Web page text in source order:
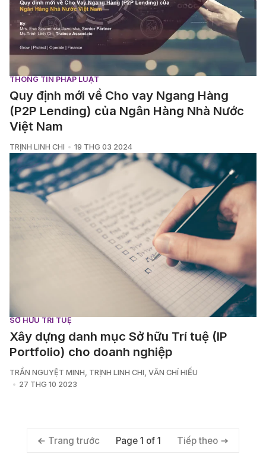
THÔNG TIN PHÁP LUẬT
Quy định mới về Cho vay Ngang Hàng
(P2P Lending) của Ngân Hàng Nhà Nước
Việt Nam
TRỊNH LINH CHI 19 THG 03 2024
SỞ HỮU TRÍ TUỆ
Xây dựng danh mục Sở hữu Trí tuệ (IP
Portfolio) cho doanh nghiệp
TRẦN NGUYỆT MINH, TRỊNH LINH CHI, VĂN CHÍ HIẾU
27 THG 10 2023
Trang trước Page 1 of 1 Tiếp theo